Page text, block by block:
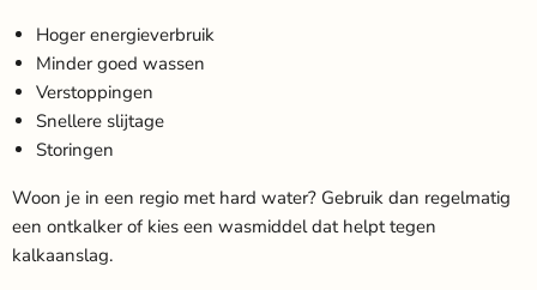
Hoger energieverbruik
Minder goed wassen
Verstoppingen
Snellere slijtage
Storingen
Woon je in een regio met hard water? Gebruik dan regelmatig
een ontkalker of kies een wasmiddel dat helpt tegen
kalkaanslag.